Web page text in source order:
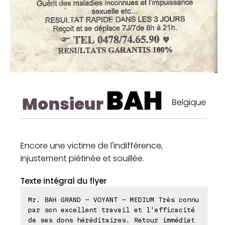
MonsieurBAH Belgique
Encore une victime de l'indifférence,
injustement piétinée et souillée.
Texte intégral du flyer
Mr. BAH GRAND - VOYANT - MEDIUM Très connu
par son excellent travail et l'efficacité
de ses dons héréditaires. Retour immédiat